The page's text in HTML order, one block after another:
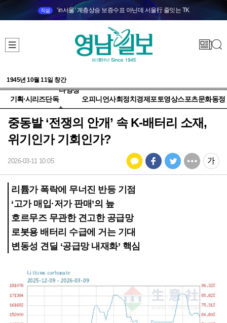
직설 ‘in서울’ 계층상승 보증수표 아닌데 서울行 줄잇는 TK
1945년 10월 11일 창간
기획·시리즈단독
다양성
+
오피니언사회정치 경제 포토영상스포츠문화동정
중동발 ‘전쟁의 안개’ 속 K-배터리 소재,
위기인가 기회인가?
2026-03-11 10:05
리튬가 폭락에 무너진 반등 기점
‘고가 매입·저가 판매’의 늪
호르무즈 무관한 견고한 공급망
로봇용 배터리 수급에 거는 기대
변동성 견딜 ‘공급망 내재화’ 핵심